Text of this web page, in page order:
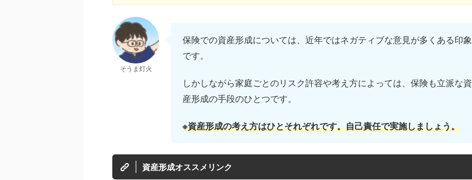
そうま灯火
保険での資産形成については、近年ではネガティブな意見が多くある印象
です。
しかしながら家庭ごとのリスク許容や考え方によっては、保険も立派な資
産形成の手段のひとつです。
※資産形成の考え方はひとそれぞれです。自己責任で実施しましょう。
資産形成オススメリンク